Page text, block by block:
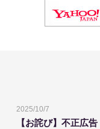
2025/10/7
【お詫び】不正広